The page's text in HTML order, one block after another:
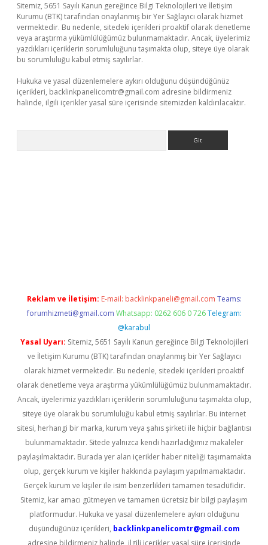
Sitemiz, 5651 Sayılı Kanun gereğince Bilgi Teknolojileri ve İletişim
Kurumu (BTK) tarafından onaylanmış bir Yer Sağlayıcı olarak hizmet
vermektedir. Bu nedenle, sitedeki içerikleri proaktif olarak denetleme
veya araştırma yükümlülüğümüz bulunmamaktadır. Ancak, üyelerimiz
yazdıkları içeriklerin sorumluluğunu taşımakta olup, siteye üye olarak
bu sorumluluğu kabul etmiş sayılırlar.
Hukuka ve yasal düzenlemelere aykırı olduğunu düşündüğünüz
içerikleri, backlinkpanelicomtr@gmail.com adresine bildirmeniz
halinde, ilgili içerikler yasal süre içerisinde sitemizden kaldırılacaktır.
Reklam ve İletişim: E-mail: backlinkpaneli@gmail.com Teams:
forumhizmeti@gmail.com Whatsapp: 0262 606 0 726 Telegram:
@karabul
Yasal Uyarı: Sitemiz, 5651 Sayılı Kanun gereğince Bilgi Teknolojileri
ve İletişim Kurumu (BTK) tarafından onaylanmış bir Yer Sağlayıcı
olarak hizmet vermektedir. Bu nedenle, sitedeki içerikleri proaktif
olarak denetleme veya araştırma yükümlülüğümüz bulunmamaktadır.
Ancak, üyelerimiz yazdıkları içeriklerin sorumluluğunu taşımakta olup,
siteye üye olarak bu sorumluluğu kabul etmiş sayılırlar. Bu internet
sitesi, herhangi bir marka, kurum veya şahıs şirketi ile hiçbir bağlantısı
bulunmamaktadır. Sitede yalnızca kendi hazırladığımız makaleler
paylaşılmaktadır. Burada yer alan içerikler haber niteliği taşımamakta
olup, gerçek kurum ve kişiler hakkında paylaşım yapılmamaktadır.
Gerçek kurum ve kişiler ile isim benzerlikleri tamamen tesadüfidir.
Sitemiz, kar amacı gütmeyen ve tamamen ücretsiz bir bilgi paylaşım
platformudur. Hukuka ve yasal düzenlemelere aykırı olduğunu
düşündüğünüz içerikleri, backlinkpanelicomtr@gmail.com
adresine bildirmeniz halinde, ilgili içerikler yasal süre içerisinde